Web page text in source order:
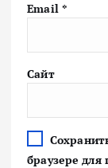
Email *
Сайт
браузере